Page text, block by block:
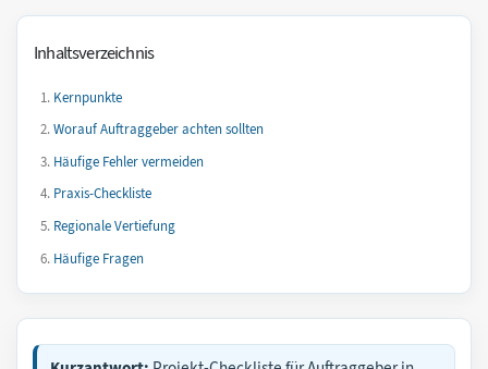
Inhaltsverzeichnis
Kernpunkte
Worauf Auftraggeber achten sollten
Häufige Fehler vermeiden
Praxis-Checkliste
Regionale Vertiefung
Häufige Fragen